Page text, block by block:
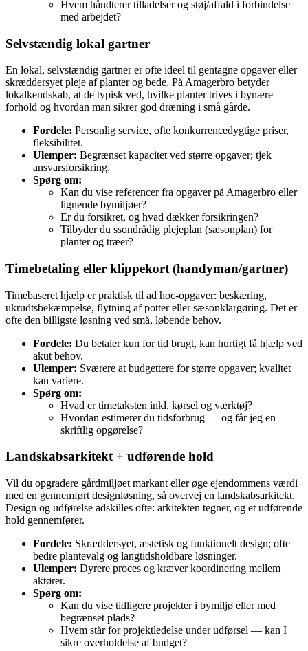
Hvem håndterer tilladelser og støj/affald i forbindelse
med arbejdet?
Selvstændig lokal gartner
En lokal, selvstændig gartner er ofte ideel til gentagne opgaver eller
skræddersyet pleje af planter og bede. På Amagerbro betyder
lokalkendskab, at de typisk ved, hvilke planter trives i bynære
forhold og hvordan man sikrer god dræning i små gårde.
Fordele: Personlig service, ofte konkurrence­dygtige priser,
fleksibilitet.
Ulemper: Begrænset kapacitet ved større opgaver; tjek
ansvarsforsikring.
Spørg om:
Kan du vise referencer fra opgaver på Amagerbro eller
lignende bymiljøer?
Er du forsikret, og hvad dækker forsikringen?
Tilbyder du ssondrådig plejeplan (sæsonplan) for
planter og træer?
Timebetaling eller klippekort (handyman/gartner)
Timebaseret hjælp er praktisk til ad hoc-opgaver: beskæring,
ukrudtsbekæmpelse, flytning af potter eller sæsonklargøring. Det er
ofte den billigste løsning ved små, løbende behov.
Fordele: Du betaler kun for tid brugt, kan hurtigt få hjælp ved
akut behov.
Ulemper: Sværere at budgettere for større opgaver; kvalitet
kan variere.
Spørg om:
Hvad er timetaksten inkl. kørsel og værktøj?
Hvordan estimerer du tidsforbrug — og får jeg en
skriftlig opgørelse?
Landskabsarkitekt + udførende hold
Vil du opgradere gårdmiljøet markant eller øge ejendommens værdi
med en gennemført designløsning, så overvej en landskabsarkitekt.
Design og udførelse adskilles ofte: arkitekten tegner, og et udførende
hold gennemfører.
Fordele: Skræddersyet, æstetisk og funktionelt design; ofte
bedre plantevalg og langtidsholdbare løsninger.
Ulemper: Dyrere proces og kræver koordinering mellem
aktører.
Spørg om:
Kan du vise tidligere projekter i bymiljø eller med
begrænset plads?
Hvem står for projektledelse under udførsel — kan I
sikre overholdelse af budget?